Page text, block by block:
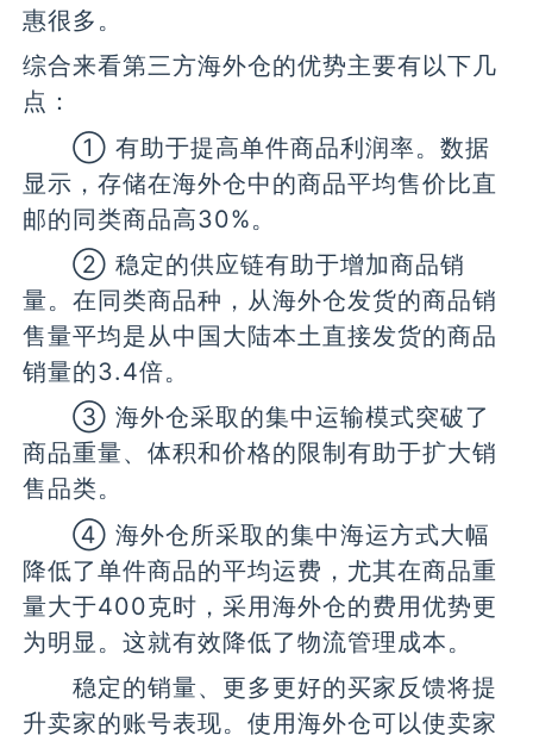
惠很多。
综合来看第三方海外仓的优势主要有以下几
点：
① 有助于提高单件商品利润率。数据
显示，存储在海外仓中的商品平均售价比直
邮的同类商品高30%。
② 稳定的供应链有助于增加商品销
量。在同类商品种，从海外仓发货的商品销
售量平均是从中国大陆本土直接发货的商品
销量的3.4倍。
③ 海外仓采取的集中运输模式突破了
商品重量、体积和价格的限制有助于扩大销
售品类。
④ 海外仓所采取的集中海运方式大幅
降低了单件商品的平均运费，尤其在商品重
量大于400克时，采用海外仓的费用优势更
为明显。这就有效降低了物流管理成本。
稳定的销量、更多更好的买家反馈将提
升卖家的账号表现。使用海外仓可以使卖家